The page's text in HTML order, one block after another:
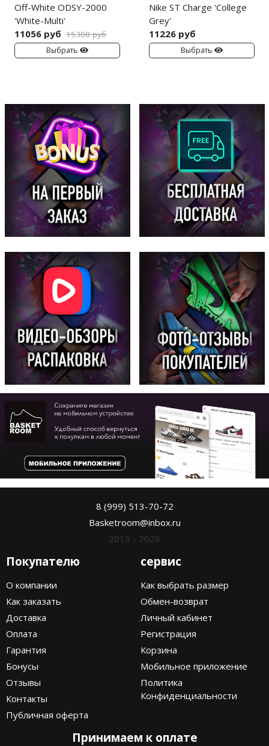
Off-White ODSY-2000
'White-Multi'
11056 руб 15308 руб
Выбрать
Nike ST Charge 'College
Grey'
11226 руб
Выбрать
8 (999) 513-70-72
Basketroom@inbox.ru
2013 - 2026
Покупателю
О компании
Как заказать
Доставка
Оплата
Гарантия
Бонусы
Отзывы
Контакты
Публичная оферта
сервис
Как выбрать размер
Обмен-возврат
Личный кабинет
Регистрация
Корзина
Мобильное приложение
Политика
Конфиденциальности
Принимаем к оплате